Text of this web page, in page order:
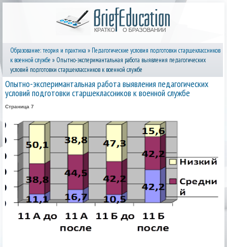
Образование: теория и практика » Педагогические условия подготовки старшеклассников
к военной службе » Опытно-эксперимантальная работа выявления педагогических
условий подготовки старшеклассников к военной службе
Опытно-эксперимантальная работа выявления педагогических
условий подготовки старшеклассников к военной службе
Страница 7